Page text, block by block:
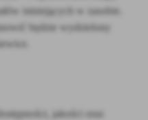
istniejących w zasobie.
będzie wydzielony
jakości oraz